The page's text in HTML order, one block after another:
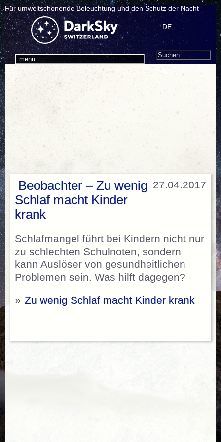
Für umweltschonende Beleuchtung und den Schutz der Nacht
menu
DE
Search
Suchen
27.04.2017
Beobachter – Zu wenig
Schlaf macht Kinder
krank
Schlafmangel führt bei Kindern nicht nur
zu schlechten Schulnoten, sondern
kann Auslöser von gesundheitlichen
Problemen sein. Was hilft dagegen?
» Zu wenig Schlaf macht Kinder krank